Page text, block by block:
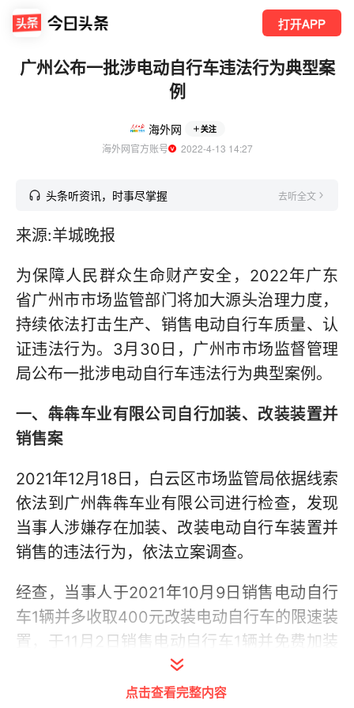
打开APP
广州公布一批涉电动自行车违法行为典型案
例
海外网 关注
海外网官方账号
  2022-4-13 14:27
头条听资讯，时事尽掌握 去听全文
来源:羊城晚报
为保障人民群众生命财产安全，2022年广东
省广州市市场监管部门将加大源头治理力度，
持续依法打击生产、销售电动自行车质量、认
证违法行为。3月30日，广州市市场监督管理
局公布一批涉电动自行车违法行为典型案例。
一、犇犇车业有限公司自行加装、改装装置并
销售案
2021年12月18日，白云区市场监管局依据线索
依法到广州犇犇车业有限公司进行检查，发现
当事人涉嫌存在加装、改装电动自行车装置并
销售的违法行为，依法立案调查。
经查，当事人于2021年10月9日销售电动自行
车1辆并多收取400元改装电动自行车的限速装
置，于11月2日销售电动自行车1辆并免费加装
点击查看完整内容